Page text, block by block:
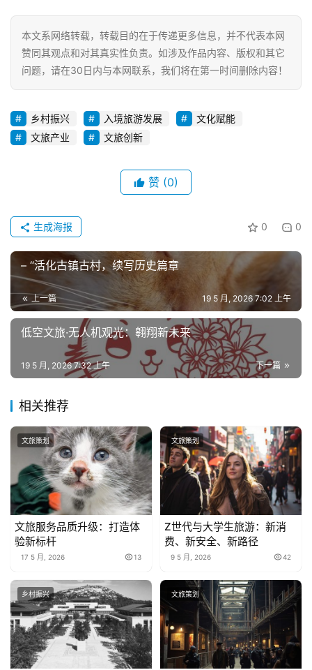
本文系网络转载，转载目的在于传递更多信息，并不代表本网
赞同其观点和对其真实性负责。如涉及作品内容、版权和其它
问题，请在30日内与本网联系，我们将在第一时间删除内容！
乡村振兴 入境旅游发展
文化赋能
文旅产业
文旅创新
赞 (0)
0 0
生成海报
– “活化古镇古村，续写历史篇章
上一篇 19 5 月, 2026 7:02 上午
低空文旅·无人机观光：翱翔新未来
下一篇
19 5 月, 2026 7:32 上午
相关推荐
文旅策划
文旅服务品质升级：打造体
验新标杆
17 5 月, 2026 13
文旅策划
Z世代与大学生旅游：新消
费、新安全、新路径
9 5 月, 2026 42
乡村振兴 文旅策划